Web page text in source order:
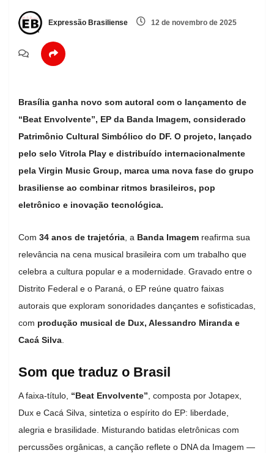
Expressão Brasiliense 12 de novembro de 2025
Brasília ganha novo som autoral com o lançamento de
“Beat Envolvente”, EP da Banda Imagem, considerado
Patrimônio Cultural Simbólico do DF. O projeto, lançado
pelo selo Vitrola Play e distribuído internacionalmente
pela Virgin Music Group, marca uma nova fase do grupo
brasiliense ao combinar ritmos brasileiros, pop
eletrônico e inovação tecnológica.
Com 34 anos de trajetória , a Banda Imagem reafirma sua
relevância na cena musical brasileira com um trabalho que
celebra a cultura popular e a modernidade. Gravado entre o
Distrito Federal e o Paraná, o EP reúne quatro faixas
autorais que exploram sonoridades dançantes e sofisticadas,
com produção musical de Dux, Alessandro Miranda e
Cacá Silva
Som que traduz o Brasil
A faixa-título, “Beat Envolvente” , composta por Jotapex,
Dux e Cacá Silva, sintetiza o espírito do EP: liberdade,
alegria e brasilidade. Misturando batidas eletrônicas com
percussões orgânicas, a canção reflete o DNA da Imagem —